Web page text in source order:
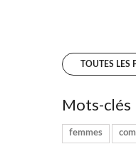
TOUTES LES
Mots-clés
femmes